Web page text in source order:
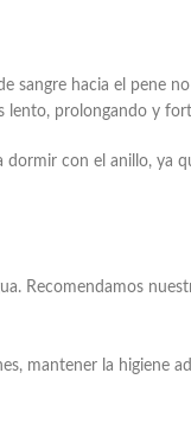
hacia el pene
lento, prolongando y
con el anillo, ya
Recomendamos
mantener la higiene